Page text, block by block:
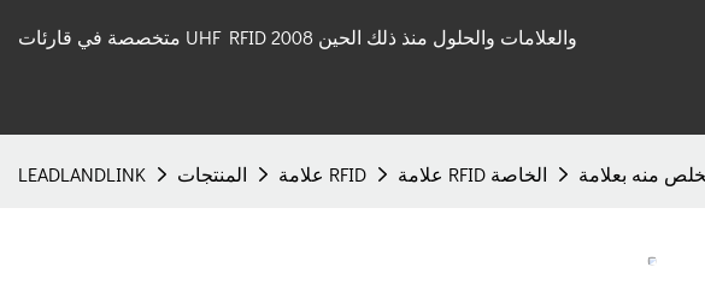
متخصصة في قارئات UHF RFID والعلامات والحلول منذ ذلك الحين 2008
LEADLANDLINK المنتجات علامة RFID علامة RFID الخاصة